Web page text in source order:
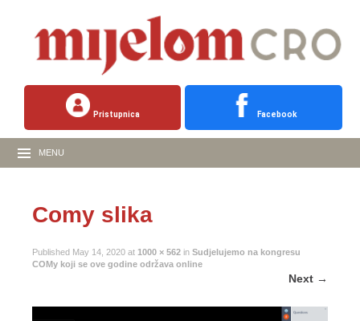
Pristupnica Facebook
MENU
Comy slika
Published May 14, 2020 at 1000 × 562 in Sudjelujemo na kongresu
COMy koji se ove godine održava online
Next →